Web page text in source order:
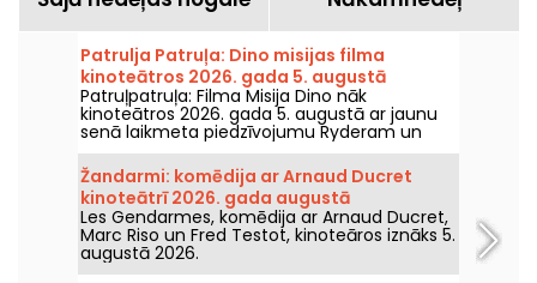
Patrulja Patruļa: Dino misijas filma
kinoteātros 2026. gada 5. augustā
Patruļpatruļa: Filma Misija Dino nāk
kinoteātros 2026. gada 5. augustā ar jaunu
senā laikmeta piedzīvojumu Ryderam un
viņa komandai.
Žandarmi: komēdija ar Arnaud Ducret
kinoteātrī 2026. gada augustā
Les Gendarmes, komēdija ar Arnaud Ducret,
Marc Riso un Fred Testot, kinoteāros iznāks 5.
augustā 2026.